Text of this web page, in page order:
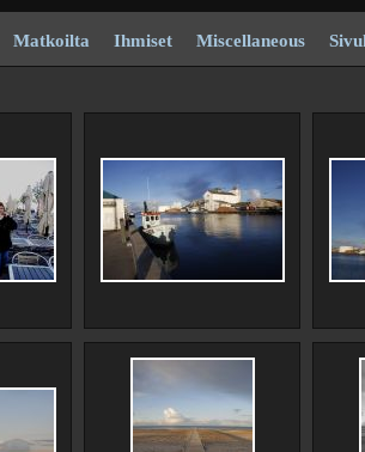
Matkoilta Ihmiset Miscellaneous